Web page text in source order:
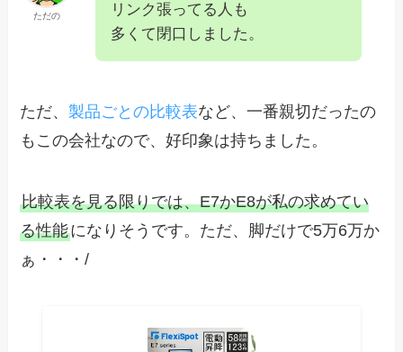
ただの
リンク張ってる人も
多くて閉口しました。
ただ、 製品ごとの比較表など、一番親切だったの
もこの会社なので、好印象は持ちました。
比較表を見る限りでは、E7かE8が私の求めてい
る性能になりそうです。ただ、脚だけで5万6万か
ぁ・・・/